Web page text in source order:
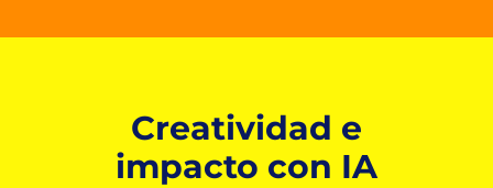
Creatividad e
impacto con IA